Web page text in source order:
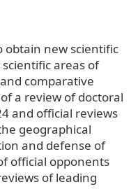
obtain new scientific
areas of
comparative
a review of doctoral
and official reviews
geographical
and defense of
official opponents
of leading